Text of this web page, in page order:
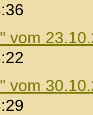
vom
vom